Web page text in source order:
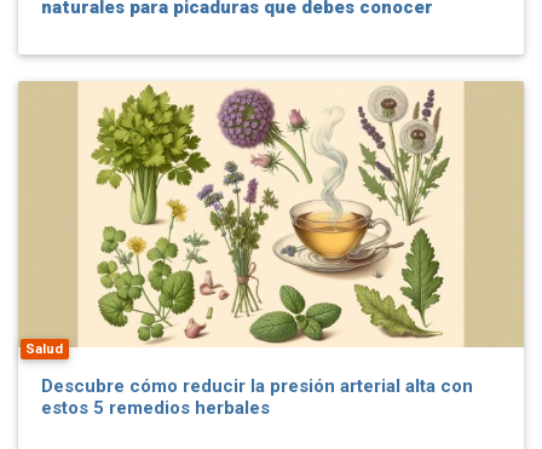
naturales para picaduras que debes conocer
Salud
Descubre cómo reducir la presión arterial alta con
estos 5 remedios herbales